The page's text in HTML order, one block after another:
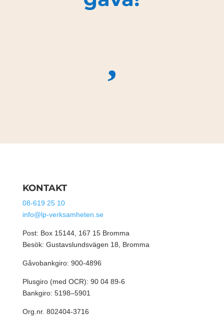
KONTAKT
08-619 25 10
info@lp-verksamheten.se
Post: Box 15144, 167 15 Bromma
Besök: Gustavslundsvägen 18, Bromma
Gåvobankgiro: 900-4896
Plusgiro (med OCR): 90 04 89-6
Bankgiro: 5198–5901
Org.nr. 802404-3716